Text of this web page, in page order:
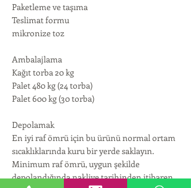
Paketleme ve taşıma
Teslimat formu
mikronize toz
Ambalajlama
Kağıt torba 20 kg
Palet 480 kg (24 torba)
Palet 600 kg (30 torba)
Depolamak
En iyi raf ömrü için bu ürünü normal ortam
sıcaklıklarında kuru bir yerde saklayın.
Minimum raf ömrü, uygun şekilde
depolandığında nakliye tarihinden itibaren